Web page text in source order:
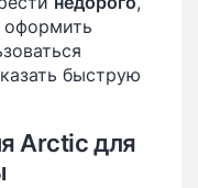
оформить
быструю
Arctic для